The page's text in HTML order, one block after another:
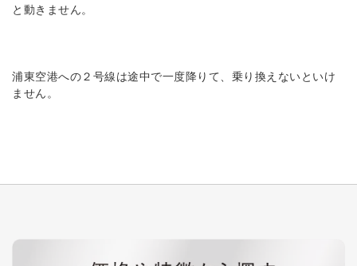
と動きません。
浦東空港への２号線は途中で一度降りて、乗り換えないといけ
ません。